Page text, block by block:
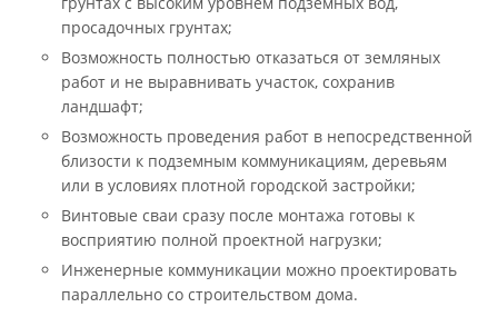
просадочных грунтах;
Возможность полностью отказаться от земляных
работ и не выравнивать участок, сохранив
ландшафт;
Возможность проведения работ в непосредственной
близости к подземным коммуникациям, деревьям
или в условиях плотной городской застройки;
Винтовые сваи сразу после монтажа готовы к
восприятию полной проектной нагрузки;
Инженерные коммуникации можно проектировать
параллельно со строительством дома.